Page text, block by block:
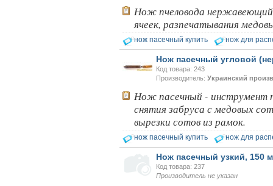
Нож пчеловода
ячеек, разпечатывания
нож пасечный купить нож для
Нож пасечный угловой
Код товара: 243
Производитель: Украинский
Нож пасечный - инструмент
снятия забруса с медовых
вырезки сотов из рамок.
нож пасечный купить нож для
Нож пасечный узкий, 150
Код товара: 237
Производитель не указан